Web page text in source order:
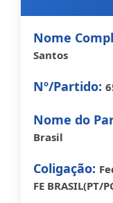
Nome
Santos
Nº/Partido:
Nome do
Brasil
Coligação:
FE BRASIL(PT/